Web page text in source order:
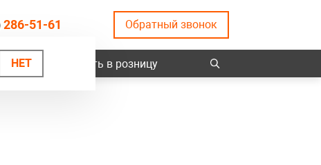
НЕТ
286-51-61 Обратный звонок
Купить в розницу